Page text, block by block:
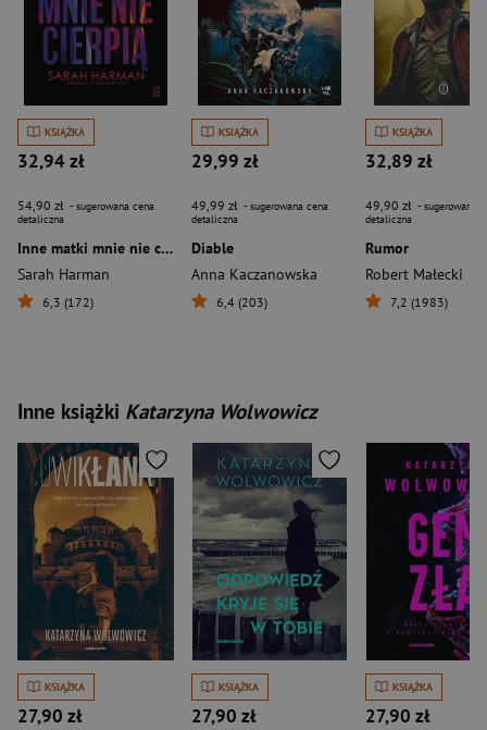
KSIĄŻKA
32,94 zł
54,90 zł - sugerowana cena
detaliczna
Inne matki mnie nie cierpią
Sarah Harman
6,3 (172)
KSIĄŻKA
29,99 zł
49,99 zł - sugerowana cena
detaliczna
Diable
Anna Kaczanowska
6,4 (203)
KSIĄŻKA
32,89 zł
49,90 zł - sugerowana
detaliczna
Rumor
Robert Małecki
7,2 (1983)
Inne książki Katarzyna Wolwowicz
KSIĄŻKA
27,90 zł
KSIĄŻKA
27,90 zł
KSIĄŻKA
27,90 zł